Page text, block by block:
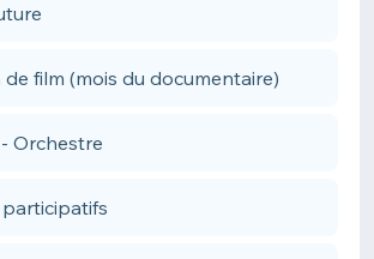
de film (mois du documentaire)
Orchestre